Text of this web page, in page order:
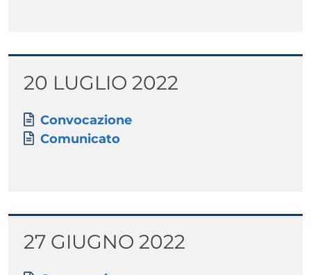
Titolo
20 LUGLIO 2022
Paragrafo
Allegati
Documento
Convocazione
Documento
Comunicato
Titolo
27 GIUGNO 2022